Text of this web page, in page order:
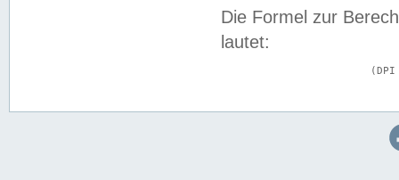
Die Formel zur
lautet: